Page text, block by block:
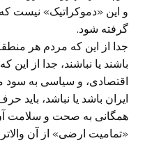
و این «دموکراتیک» نیست
گرفته شود.
جدا از این که مردم هر
باشند یا نباشند، جدا از
اقتصادی، و سیاسی به
ایران باشد یا نباشد، باید
همگانی به صحت و سلامت
«تمامیت ارضی» از آن